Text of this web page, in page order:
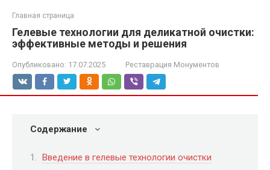
Главная страница
Гелевые технологии для деликатной очистки:
эффективные методы и решения
Опубликовано: 17.07.2025 Реставрация Монументов
Содержание
Введение в гелевые технологии очистки